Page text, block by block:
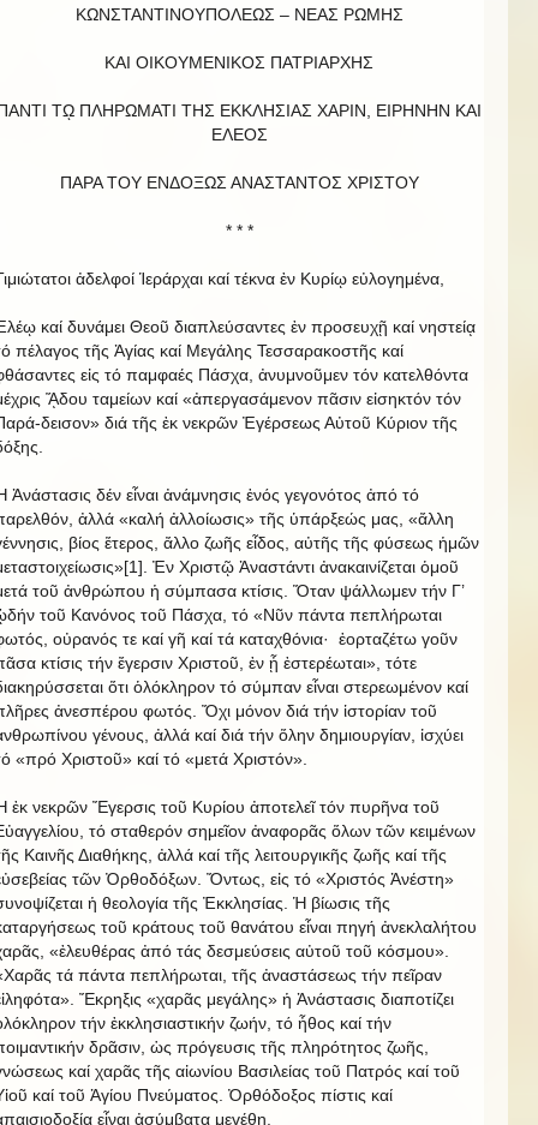
ΚΩΝΣΤΑΝΤΙΝΟΥΠΟΛΕΩΣ – ΝΕΑΣ ΡΩΜΗΣ
ΚΑΙ ΟΙΚΟΥΜΕΝΙΚΟΣ ΠΑΤΡΙΑΡΧΗΣ
Τῼ ΠΛΗΡΩΜΑΤΙ ΤΗΣ ΕΚΚΛΗΣΙΑΣ ΧΑΡΙΝ, ΕΙΡΗΝΗΝ ΚΑΙ
EΛΕΟΣ
ΠΑΡΑ ΤΟΥ ΕΝΔΟΞΩΣ ΑΝΑΣΤΑΝΤΟΣ ΧΡΙΣΤΟΥ
* * *
ἀδελφοί Ἱεράρχαι καί τέκνα ἐν Κυρίῳ εὐλογημένα,
καί δυνάμει Θεοῦ διαπλεύσαντες ἐν προσευχῇ καί νηστείᾳ
πέλαγος τῆς Ἁγίας καί Μεγάλης Τεσσαρακοστῆς καί
εἰς τό παμφαές Πάσχα, ἀνυμνοῦμεν τόν κατελθόντα
ᾍδου ταμείων καί «ἀπεργασάμενον πᾶσιν εἰσηκτόν τόν
δεισον» διά τῆς ἐκ νεκρῶν Ἐγέρσεως Αὐτοῦ Κύριον τῆς
Ἀνάστασις δέν εἶναι ἀνάμνησις ἑνός γεγονότος ἀπό τό
ἀλλά «καλή ἀλλοίωσις» τῆς ὑπάρξεώς μας, «ἄλλη
βίος ἕτερος, ἄλλο ζωῆς εἶδος, αὐτῆς τῆς φύσεως ἡμῶν
Ἐν Χριστῷ Ἀναστάντι ἀνακαινίζεται ὁμοῦ
τοῦ ἀνθρώπου ἡ σύμπασα κτίσις. Ὅταν ψάλλωμεν τήν Γ’
τοῦ Κανόνος τοῦ Πάσχα, τό «Νῦν πάντα πεπλήρωται
οὐρανός τε καί γῆ καί τά καταχθόνια·
ἑορταζέτω γοῦν
κτίσις τήν ἔγερσιν Χριστοῦ, ἐν ᾗ ἐστερέωται», τότε
ὅτι ὁλόκληρον τό σύμπαν εἶναι στερεωμένον καί
ἀνεσπέρου φωτός. Ὄχι μόνον διά τήν ἱστορίαν τοῦ
γένους, ἀλλά καί διά τήν ὅλην δημιουργίαν, ἰσχύει
«πρό Χριστοῦ» καί τό «μετά Χριστόν».
ἐκ νεκρῶν Ἔγερσις τοῦ Κυρίου ἀποτελεῖ τόν πυρῆνα τοῦ
τό σταθερόν σημεῖον ἀναφορᾶς ὅλων τῶν κειμένων
Καινῆς Διαθήκης, ἀλλά καί τῆς λειτουργικῆς ζωῆς καί τῆς
τῶν Ὀρθοδόξων. Ὄντως, εἰς τό «Χριστός Ἀνέστη»
ἡ θεολογία τῆς Ἐκκλησίας. Ἡ βίωσις τῆς
τοῦ κράτους τοῦ θανάτου εἶναι πηγή ἀνεκλαλήτου
«ἐλευθέρας ἀπό τάς δεσμεύσεις αὐτοῦ τοῦ κόσμου».
τά πάντα πεπλήρωται, τῆς ἀναστάσεως τήν πεῖραν
Ἔκρηξις «χαρᾶς μεγάλης» ἡ Ἀνάστασις διαποτίζει
τήν ἐκκλησιαστικήν ζωήν, τό ἦθος καί τήν
δρᾶσιν, ὡς πρόγευσις τῆς πληρότητος ζωῆς,
καί χαρᾶς τῆς αἰωνίου Βασιλείας τοῦ Πατρός καί τοῦ
καί τοῦ Ἁγίου Πνεύματος. Ὀρθόδοξος πίστις καί
εἶναι ἀσύμβατα μεγέθη.